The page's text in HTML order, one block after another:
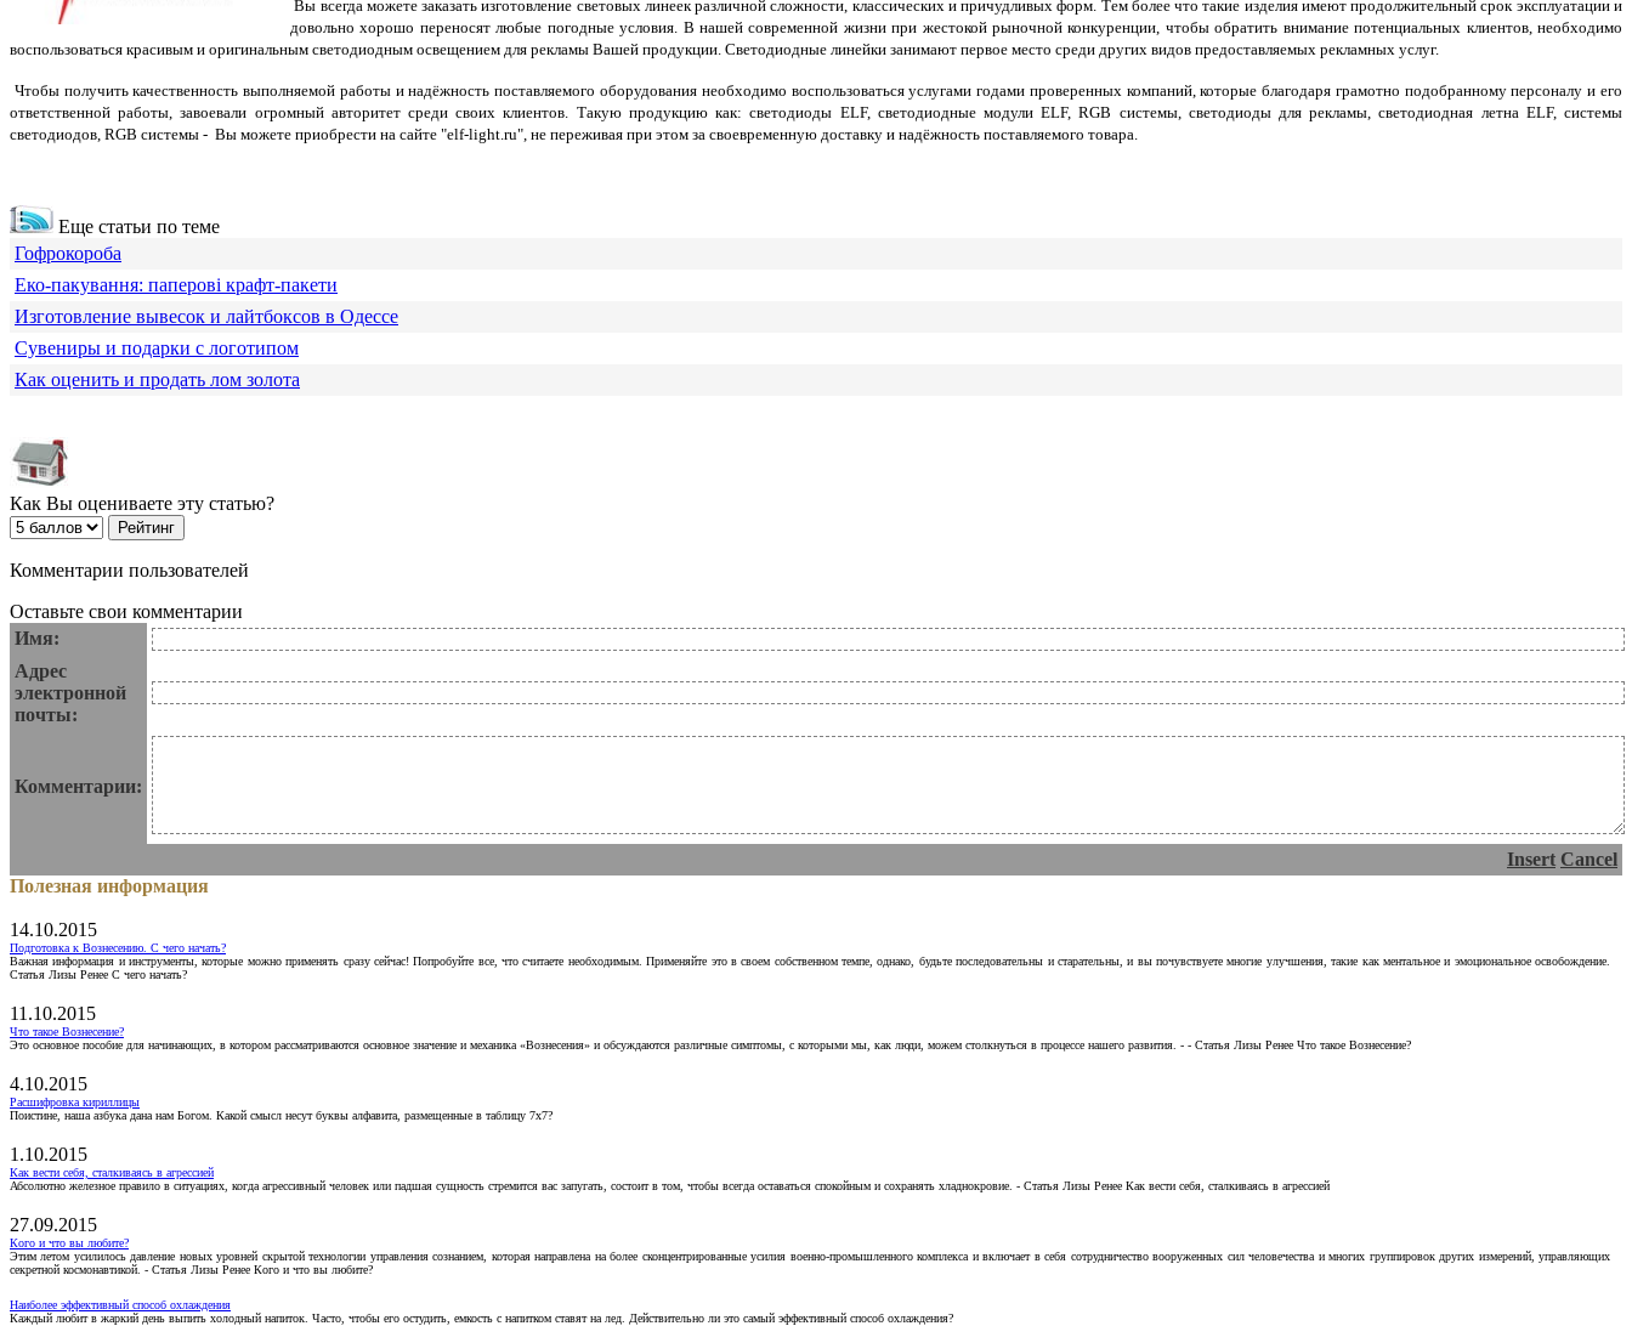
Вы всегда можете заказать изготовление световых линеек различной сложности, классических и причудливых форм. Тем более что такие изделия имеют продолжительный срок эксплуатации и
довольно хорошо переносят любые погодные условия. В нашей современной жизни при жестокой рыночной конкуренции, чтобы обратить внимание потенциальных клиентов, необходимо
воспользоваться красивым и оригинальным светодиодным освещением для рекламы Вашей продукции. Светодиодные линейки занимают первое место среди других видов предоставляемых рекламных услуг.
Чтобы получить качественность выполняемой работы и надёжность поставляемого оборудования необходимо воспользоваться услугами годами проверенных компаний, которые благодаря грамотно подобранному персоналу и его
ответственной работы, завоевали огромный авторитет среди своих клиентов. Такую продукцию как: светодиоды ELF, светодиодные модули ELF, RGB системы, светодиоды для рекламы, светодиодная летна ELF, системы
светодиодов, RGB системы - Вы можете приобрести на сайте "elf-light.ru", не переживая при этом за своевременную доставку и надёжность поставляемого товара.
Еще статьи по теме
Гофрокороба
Еко-пакування: паперові крафт-пакети
Изготовление вывесок и лайтбоксов в Одессе
Сувениры и подарки с логотипом
Как оценить и продать лом золота
Как Вы оцениваете эту статью?
Комментарии пользователей
Оставьте свои комментарии
Имя:
Адрес
электронной
почты:
Комментарии:
Insert Cancel
Полезная информация
14.10.2015
Подготовка к Вознесению. С чего начать?
Важная информация и инструменты, которые можно применять сразу сейчас! Попробуйте все, что считаете необходимым. Применяйте это в своем собственном темпе, однако, будьте последовательны и старательны, и вы почувствуете многие улучшения, такие как ментальное и эмоциональное освобождение.
Статья Лизы Ренее С чего начать?
11.10.2015
Что такое Вознесение?
Это основное пособие для начинающих, в котором рассматриваются основное значение и механика «Вознесения» и обсуждаются различные симптомы, с которыми мы, как люди, можем столкнуться в процессе нашего развития. - - Статья Лизы Ренее Что такое Вознесение?
4.10.2015
Расшифровка кириллицы
Поистине, наша азбука дана нам Богом. Какой смысл несут буквы алфавита, размещенные в таблицу 7х7?
1.10.2015
Как вести себя, сталкиваясь в агрессией
Абсолютно железное правило в ситуациях, когда агрессивный человек или падшая сущность стремится вас запугать, состоит в том, чтобы всегда оставаться спокойным и сохранять хладнокровие. - Статья Лизы Ренее Как вести себя, сталкиваясь в агрессией
27.09.2015
Кого и что вы любите?
Этим летом усилилось давление новых уровней скрытой технологии управления сознанием, которая направлена на более сконцентрированные усилия военно-промышленного комплекса и включает в себя сотрудничество вооруженных сил человечества и многих группировок других измерений, управляющих
секретной космонавтикой. - Статья Лизы Ренее Кого и что вы любите?
Наиболее эффективный способ охлаждения
Каждый любит в жаркий день выпить холодный напиток. Часто, чтобы его остудить, емкость с напитком ставят на лед. Действительно ли это самый эффективный способ охлаждения?